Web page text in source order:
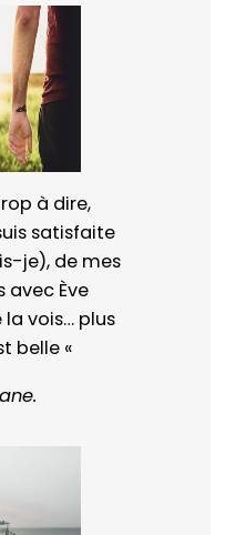
à dire,
satisfaite
je), de mes
avec Ève
la vois… plus
belle «